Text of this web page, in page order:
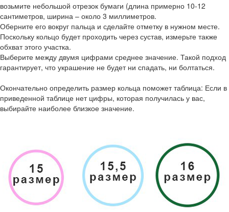
возьмите небольшой отрезок бумаги (длина примерно 10-12
сантиметров, ширина – около 3 миллиметров.
Оберните его вокруг пальца и сделайте отметку в нужном месте.
Поскольку кольцо будет проходить через сустав, измерьте также
обхват этого участка.
Выберите между двумя цифрами среднее значение. Такой подход
гарантирует, что украшение не будет ни спадать, ни болтаться.
Окончательно определить размер кольца поможет таблица: Если в
приведенной таблице нет цифры, которая получилась у вас,
выбирайте наиболее близкое значение.